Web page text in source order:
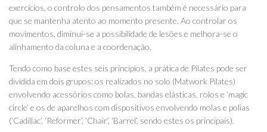
exercícios, o controlo dos pensamentos também é necessário para
que se mantenha atento ao momento presente. Ao controlar os
movimentos, diminui-se a possibilidade de lesões e melhora-se o
alinhamento da coluna e a coordenação.
Tendo como base estes seis princípios, a prática de Pilates pode ser
dividida em dois grupos: os realizados no solo (Matwork Pilates)
envolvendo acessórios como bolas, bandas elásticas, rolos e ‘magic
circle’ e os de aparelhos com dispositivos envolvendo molas e polias
(‘Cadillac’, ‘Reformer’, ‘Chair’, ‘Barrel’, sendo estes os principais).